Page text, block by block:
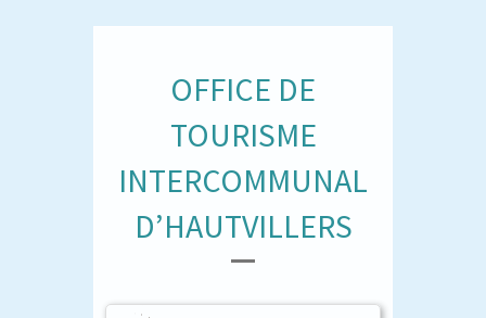
OFFICE DE
TOURISME
INTERCOMMUNAL
D’HAUTVILLERS